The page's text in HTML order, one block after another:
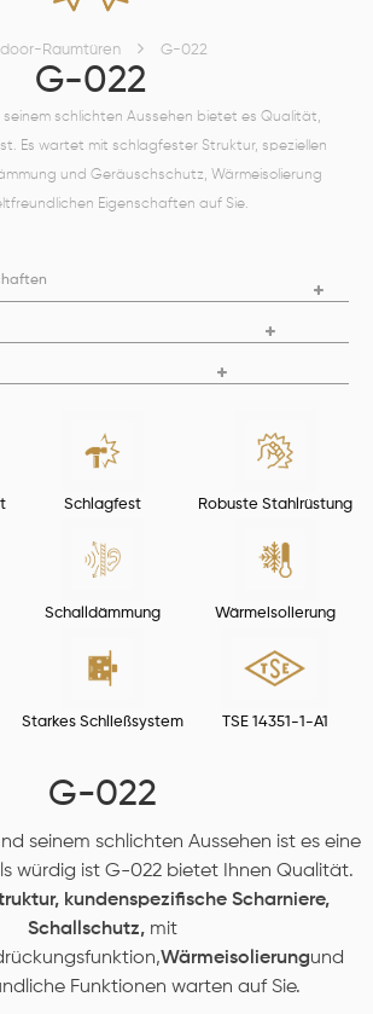
Raumtüren G-022
G-022
seinem schlichten Aussehen bietet es Qualität,
Es wartet mit schlagfester Struktur, speziellen
und Geräuschschutz, Wärmeisolierung
Eigenschaften auf Sie.
Schlagfest Robuste Stahlrüstung
Schalldämmung Wärmeisolierung
Starkes Schließsystem TSE 14351-1-A1
G-022
seinem schlichten Aussehen ist es eine
würdig ist G-022 bietet Ihnen Qualität.
kundenspezifische Scharniere,
Schallschutz, mit
Wärmeisolierungund
Funktionen warten auf Sie.